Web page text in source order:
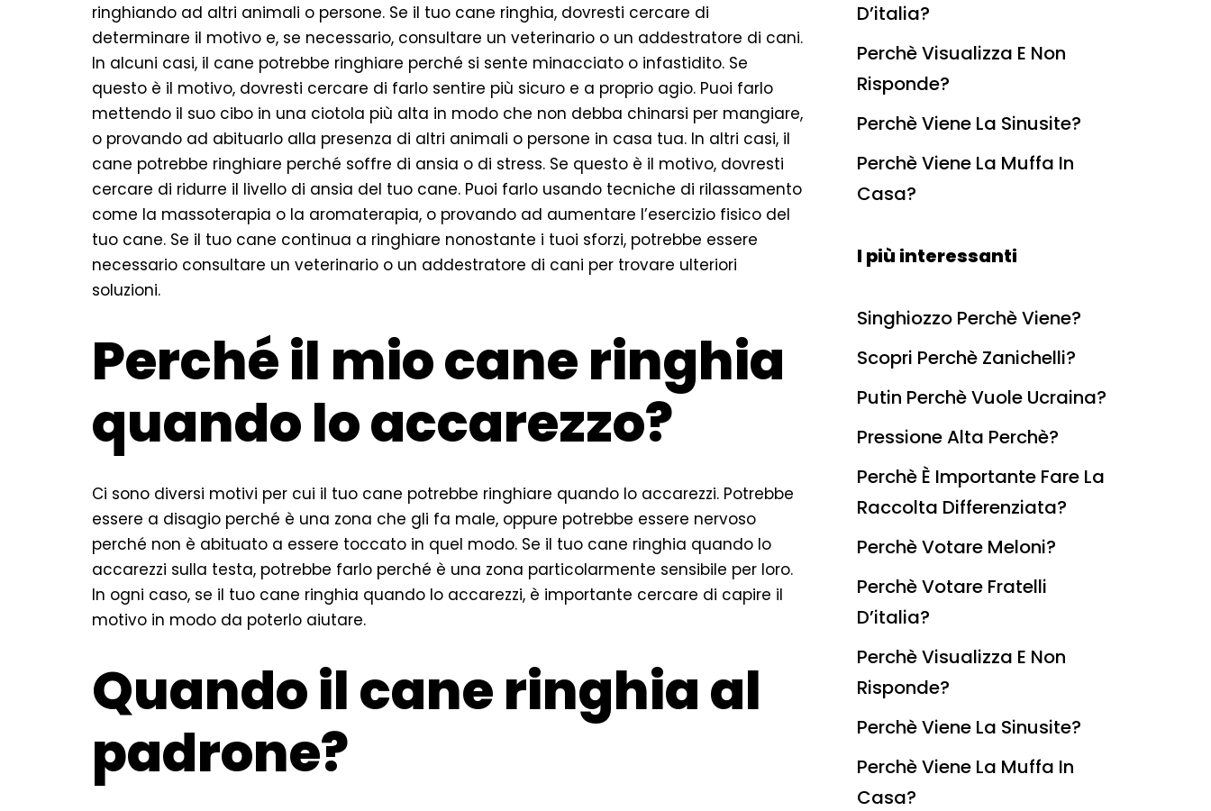
ringhiando ad altri animali o persone. Se il tuo cane ringhia, dovresti cercare di
determinare il motivo e, se necessario, consultare un veterinario o un addestratore di cani.
In alcuni casi, il cane potrebbe ringhiare perché si sente minacciato o infastidito. Se
questo è il motivo, dovresti cercare di farlo sentire più sicuro e a proprio agio. Puoi farlo
mettendo il suo cibo in una ciotola più alta in modo che non debba chinarsi per mangiare,
o provando ad abituarlo alla presenza di altri animali o persone in casa tua. In altri casi, il
cane potrebbe ringhiare perché soffre di ansia o di stress. Se questo è il motivo, dovresti
cercare di ridurre il livello di ansia del tuo cane. Puoi farlo usando tecniche di rilassamento
come la massoterapia o la aromaterapia, o provando ad aumentare l’esercizio fisico del
tuo cane. Se il tuo cane continua a ringhiare nonostante i tuoi sforzi, potrebbe essere
necessario consultare un veterinario o un addestratore di cani per trovare ulteriori
soluzioni.
Perché il mio cane ringhia
quando lo accarezzo?
Ci sono diversi motivi per cui il tuo cane potrebbe ringhiare quando lo accarezzi. Potrebbe
essere a disagio perché è una zona che gli fa male, oppure potrebbe essere nervoso
perché non è abituato a essere toccato in quel modo. Se il tuo cane ringhia quando lo
accarezzi sulla testa, potrebbe farlo perché è una zona particolarmente sensibile per loro.
In ogni caso, se il tuo cane ringhia quando lo accarezzi, è importante cercare di capire il
motivo in modo da poterlo aiutare.
Quando il cane ringhia al
padrone?
D’italia?
Perchè Visualizza E Non
Risponde?
Perchè Viene La Sinusite?
Perchè Viene La Muffa In
Casa?
I più interessanti
Singhiozzo Perchè Viene?
Scopri Perchè Zanichelli?
Putin Perchè Vuole Ucraina?
Pressione Alta Perchè?
Perchè È Importante Fare La
Raccolta Differenziata?
Perchè Votare Meloni?
Perchè Votare Fratelli
D’italia?
Perchè Visualizza E Non
Risponde?
Perchè Viene La Sinusite?
Perchè Viene La Muffa In
Casa?